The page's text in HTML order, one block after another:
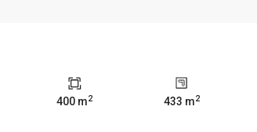
400 m2 433 m2